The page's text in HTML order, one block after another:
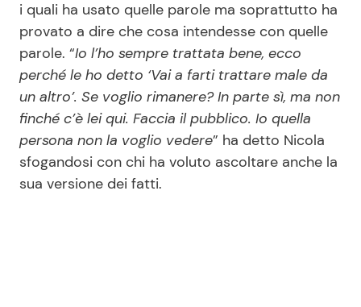
Festività Ricette per Bambini
Seguici
Info
i quali ha usato quelle parole ma soprattutto ha
provato a dire che cosa intendesse con quelle
parole. “Io l’ho sempre trattata bene, ecco
perché le ho detto ‘Vai a farti trattare male da
un altro’. Se voglio rimanere? In parte sì, ma non
finché c’è lei qui. Faccia il pubblico. Io quella
persona non la voglio vedere” ha detto Nicola
sfogandosi con chi ha voluto ascoltare anche la
sua versione dei fatti.